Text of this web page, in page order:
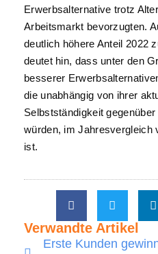
Erwerbsalternative trotz
Arbeitsmarkt bevorzugten.
deutlich höhere Anteil 2022
deutet hin, dass unter den
besserer
die unabhängig von ihrer
Selbstständigkeit
würden, im Jahresvergleich
ist.
Verwandte Artikel
Erste Kunden